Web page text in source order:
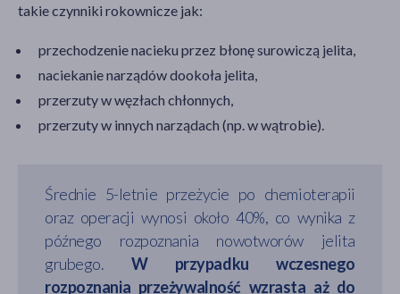
takie czynniki rokownicze jak:
przechodzenie nacieku przez błonę surowiczą jelita,
naciekanie narządów dookoła jelita,
przerzuty w węzłach chłonnych,
przerzuty w innych narządach (np. w wątrobie).
Średnie 5-letnie przeżycie po chemioterapii
oraz operacji wynosi około 40%, co wynika z
późnego rozpoznania nowotworów jelita
grubego. W przypadku wczesnego
rozpoznania przeżywalność wzrasta aż do